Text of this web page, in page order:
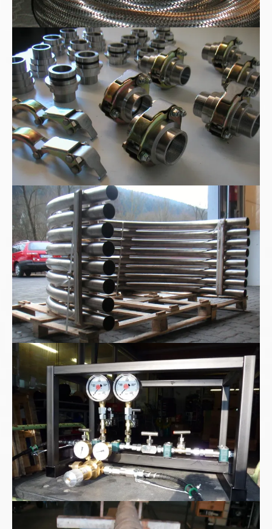
WEER-Rohrkupplungen
Edelstahl-180°-Rohrbogen
High pressure Test Kit
Hochstromkabel Hochvoltkabel wassergekühlt